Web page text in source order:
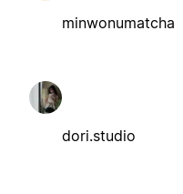
minwonumatcha
dori.studio